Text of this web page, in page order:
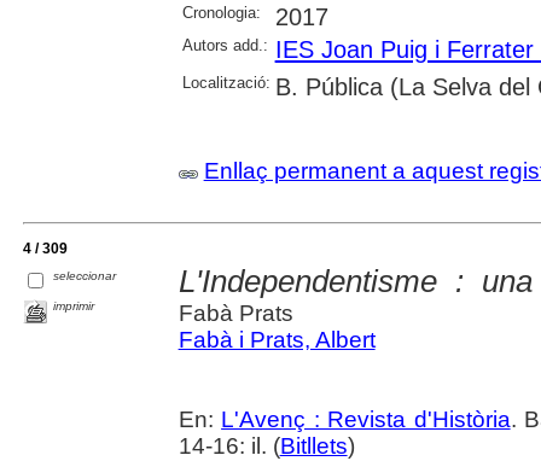
Cronologia: 2017
Autors add.: IES Joan Puig i
Localització: B. Pública (La Selva del
Enllaç permanent a aquest
4 / 309
seleccionar
imprimir
L'Independentisme :
Fabà Prats
Fabà i Prats, Albert
En: L'Avenç : Revista d'Història.
14-16: il. (Bitllets)